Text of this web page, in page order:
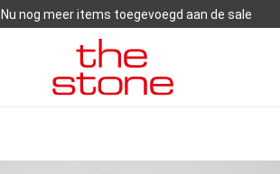
Nu nog meer items toegevoegd aan de sale